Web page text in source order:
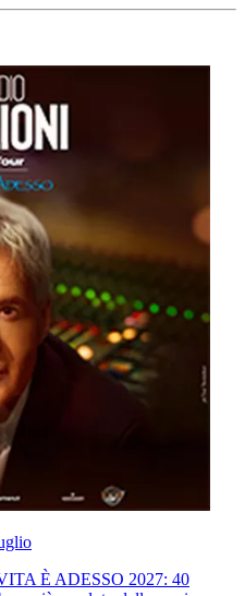
È ADESSO 2027: 40